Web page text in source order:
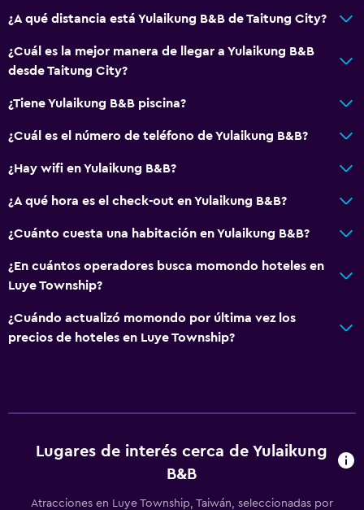
¿A qué distancia está Yulaikung B&B de Taitung City?
¿Cuál es la mejor manera de llegar a Yulaikung B&B
desde Taitung City?
¿Tiene Yulaikung B&B piscina?
¿Cuál es el número de teléfono de Yulaikung B&B?
¿Hay wifi en Yulaikung B&B?
¿A qué hora es el check-out en Yulaikung B&B?
¿Cuánto cuesta una habitación en Yulaikung B&B?
¿En cuántos operadores busca momondo hoteles en
Luye Township?
¿Cuándo actualizó momondo por última vez los
precios de hoteles en Luye Township?
Lugares de interés cerca de Yulaikung
B&B
Atracciones en Luye Township, Taiwán, seleccionadas por